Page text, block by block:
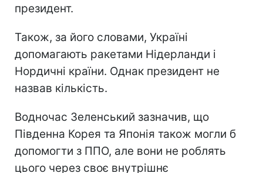
президент.
Також, за його словами, Україні
допомагають ракетами Нідерланди і
Нордичні країни. Однак президент не
назвав кількість.
Водночас Зеленський зазначив, що
Південна Корея та Японія також могли б
допомогти з ППО, але вони не роблять
цього через своє внутрішнє